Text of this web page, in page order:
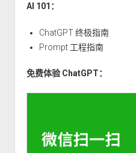
层
字
AI 101：
ChatGPT 终极指南
Prompt 工程指南
免费体验 ChatGPT：